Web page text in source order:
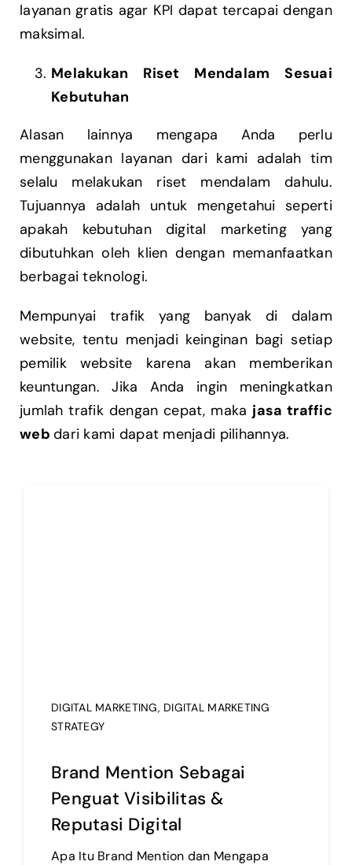
layanan gratis agar KPI dapat tercapai dengan
maksimal.
Melakukan Riset Mendalam Sesuai
Kebutuhan
Alasan lainnya mengapa Anda perlu
menggunakan layanan dari kami adalah tim
selalu melakukan riset mendalam dahulu.
Tujuannya adalah untuk mengetahui seperti
apakah kebutuhan digital marketing yang
dibutuhkan oleh klien dengan memanfaatkan
berbagai teknologi.
Mempunyai trafik yang banyak di dalam
website, tentu menjadi keinginan bagi setiap
pemilik website karena akan memberikan
keuntungan. Jika Anda ingin meningkatkan
jumlah trafik dengan cepat, maka jasa traffic
webdari kami dapat menjadi pilihannya.
DIGITAL MARKETING, DIGITAL MARKETING
STRATEGY
Brand Mention Sebagai
Penguat Visibilitas &
Reputasi Digital
Apa Itu Brand Mention dan Mengapa